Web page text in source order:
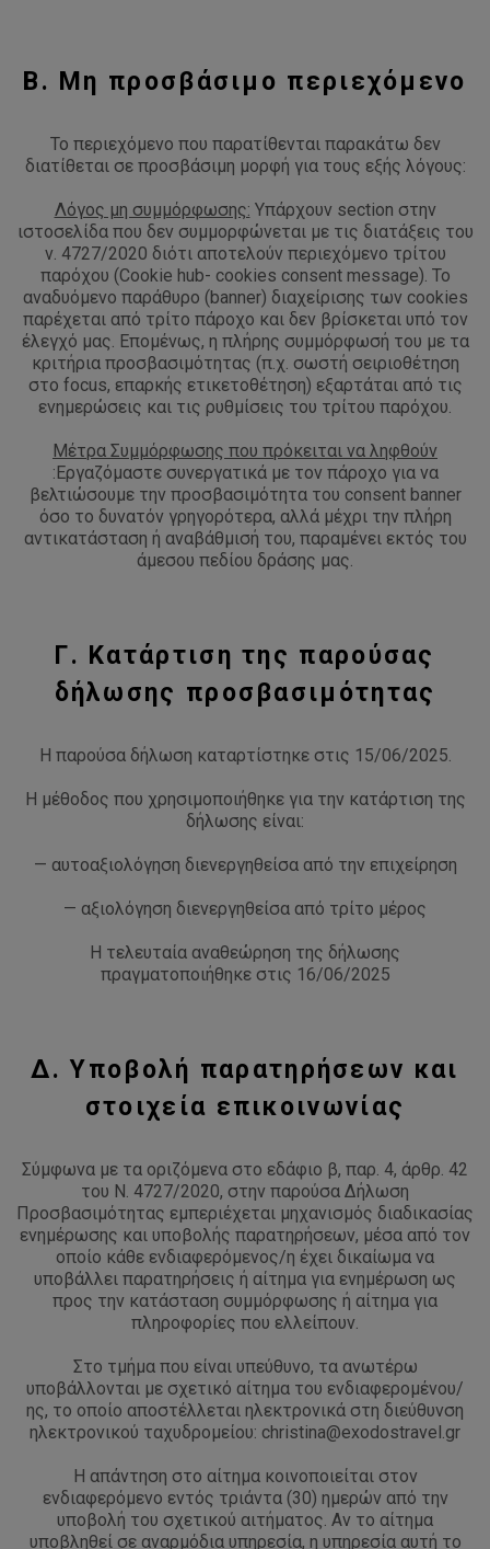
Β. Μη προσβάσιμο περιεχόμενο
Το περιεχόμενο που παρατίθενται παρακάτω δεν
διατίθεται σε προσβάσιμη μορφή για τους εξής λόγους:
Λόγος μη συμμόρφωσης: Υπάρχουν section στην
ιστοσελίδα που δεν συμμορφώνεται με τις διατάξεις του
ν. 4727/2020 διότι αποτελούν περιεχόμενο τρίτου
παρόχου (Cookie hub- cookies consent message). Το
αναδυόμενο παράθυρο (banner) διαχείρισης των cookies
παρέχεται από τρίτο πάροχο και δεν βρίσκεται υπό τον
έλεγχό μας. Επομένως, η πλήρης συμμόρφωσή του με τα
κριτήρια προσβασιμότητας (π.χ. σωστή σειριοθέτηση
στο focus, επαρκής ετικετοθέτηση) εξαρτάται από τις
ενημερώσεις και τις ρυθμίσεις του τρίτου παρόχου.
Μέτρα Συμμόρφωσης που πρόκειται να ληφθούν
:Εργαζόμαστε συνεργατικά με τον πάροχο για να
βελτιώσουμε την προσβασιμότητα του consent banner
όσο το δυνατόν γρηγορότερα, αλλά μέχρι την πλήρη
αντικατάσταση ή αναβάθμισή του, παραμένει εκτός του
άμεσου πεδίου δράσης μας.
Γ. Κατάρτιση της παρούσας
δήλωσης προσβασιμότητας
Η παρούσα δήλωση καταρτίστηκε στις 15/06/2025.
Η μέθοδος που χρησιμοποιήθηκε για την κατάρτιση της
δήλωσης είναι:
— αυτοαξιολόγηση διενεργηθείσα από την επιχείρηση
— αξιολόγηση διενεργηθείσα από τρίτο μέρος
Η τελευταία αναθεώρηση της δήλωσης
πραγματοποιήθηκε στις 16/06/2025
Δ. Υποβολή παρατηρήσεων και
στοιχεία επικοινωνίας
Σύμφωνα με τα οριζόμενα στο εδάφιο β, παρ. 4, άρθρ. 42
του Ν. 4727/2020, στην παρούσα Δήλωση
Προσβασιμότητας εμπεριέχεται μηχανισμός διαδικασίας
ενημέρωσης και υποβολής παρατηρήσεων, μέσα από τον
οποίο κάθε ενδιαφερόμενος/η έχει δικαίωμα να
υποβάλλει παρατηρήσεις ή αίτημα για ενημέρωση ως
προς την κατάσταση συμμόρφωσης ή αίτημα για
πληροφορίες που ελλείπουν.
Στο τμήμα που είναι υπεύθυνο, τα ανωτέρω
υποβάλλονται με σχετικό αίτημα του ενδιαφερομένου/
ης, το οποίο αποστέλλεται ηλεκτρονικά στη διεύθυνση
ηλεκτρονικού ταχυδρομείου: christina@exodostravel.gr
Η απάντηση στο αίτημα κοινοποιείται στον
ενδιαφερόμενο εντός τριάντα (30) ημερών από την
υποβολή του σχετικού αιτήματος. Αν το αίτημα
υποβληθεί σε αναρμόδια υπηρεσία, η υπηρεσία αυτή το